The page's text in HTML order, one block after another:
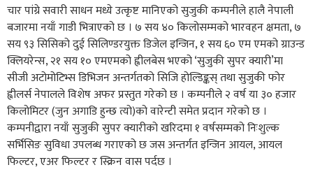
चार पांग्रे सवारी साधन मध्ये उत्कृष्ट मानिएको सुजुकी कम्पनीले हालै नेपाली
बजारमा नयाँ गाडी भित्राएको छ । ७ सय ४० किलोसम्मको भारवहन क्षमता, ७
सय ९३ सिसिको दुई सिलिण्डरयुक्त डिजेल इन्जिन, १ सय ६० एम एमको ग्राउन्ड
क्लियरेन्स, २१ सय १० एमएमको ह्वीलबेस भएको ‘सुजुकी सुपर क्यारी’मा
सीजी अटोमोटिभ्स डिभिजन अन्तर्गतको सिजि होल्डिङ्कस् तथा सुजुकी फोर
ह्वीलर्स नेपालले विशेष अफर प्रस्तुत गरेको छ । कम्पनीले २ वर्ष या ३० हजार
किलोमिटर (जुन अगाडि हुन्छ त्यो)को वारेन्टी समेत प्रदान गरेको छ ।
कम्पनीद्वारा नयाँ सुजुकी सुपर क्यारीको खरिदमा १ वर्षसम्मको निःशुल्क
सर्भिसिङ सुविधा उपलब्ध गराएको छ जस अन्तर्गत इन्जिन आयल, आयल
फिल्टर, एअर फिल्टर र स्क्रिन वास पर्दछ ।